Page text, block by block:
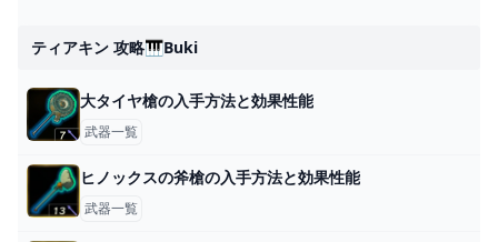
ティアキン 攻略🎹buki
大タイヤ槍の入手方法と効果性能
武器一覧
ヒノックスの斧槍の入手方法と効果性能
武器一覧